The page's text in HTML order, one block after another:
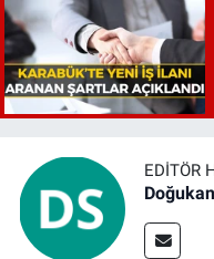
EDITÖR